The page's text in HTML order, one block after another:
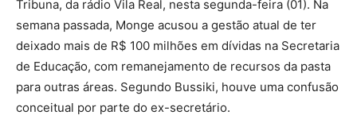
Tribuna, da rádio Vila Real, nesta segunda-feira (01). Na
semana passada, Monge acusou a gestão atual de ter
deixado mais de R$ 100 milhões em dívidas na Secretaria
de Educação, com remanejamento de recursos da pasta
para outras áreas. Segundo Bussiki, houve uma confusão
conceitual por parte do ex-secretário.